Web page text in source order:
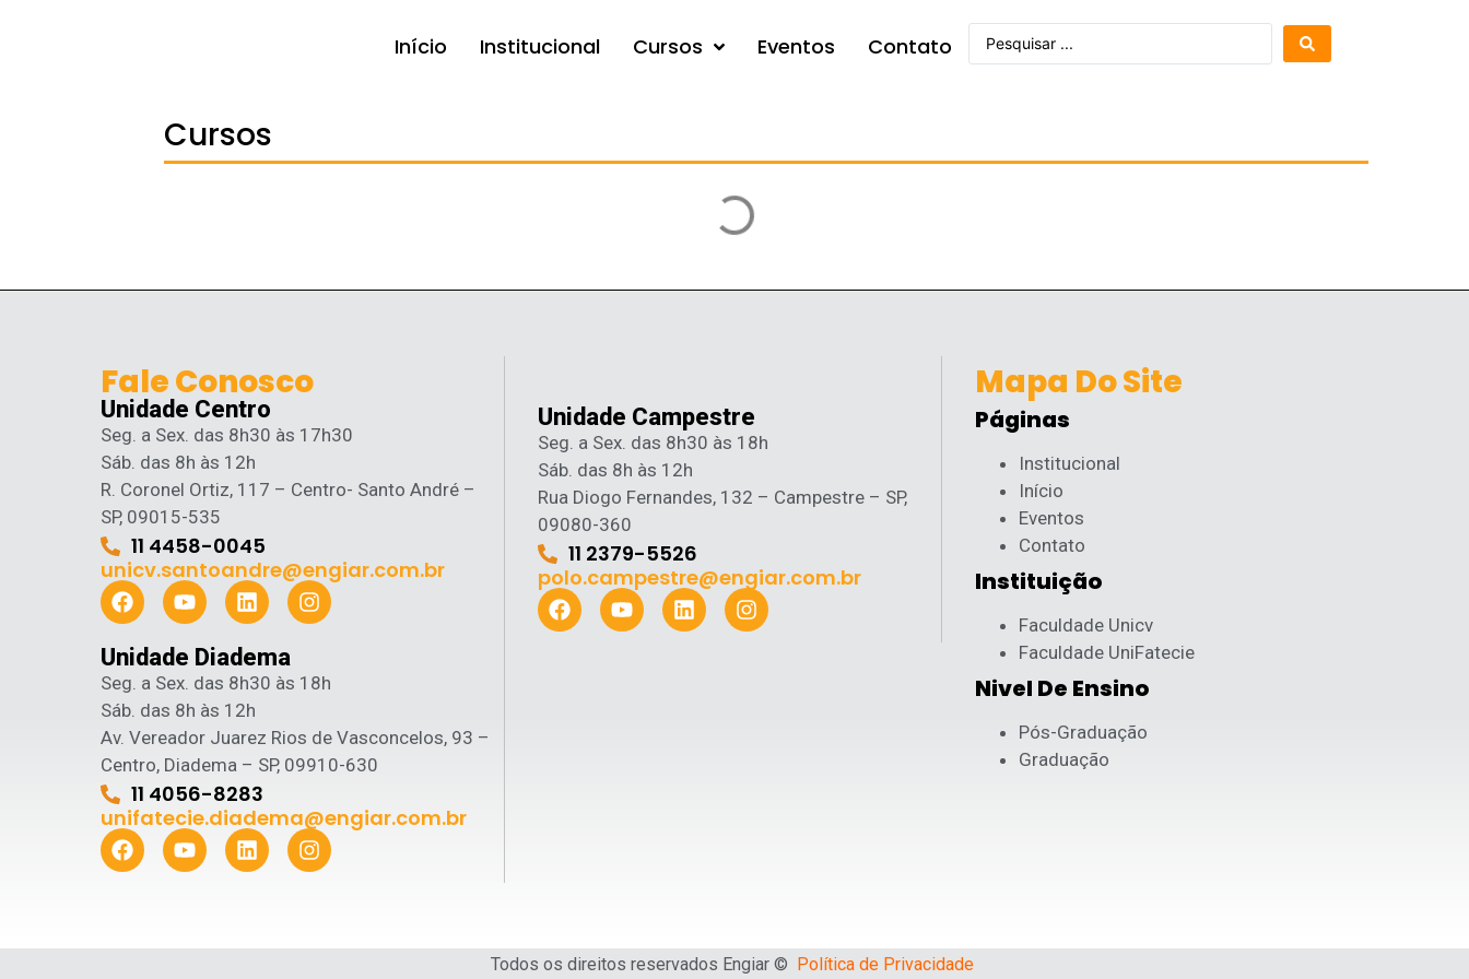
Início Institucional Cursos Eventos Contato
Cursos
Fale Conosco
Unidade Centro
Seg. a Sex. das 8h30 às 17h30
Sáb. das 8h às 12h
R. Coronel Ortiz, 117 – Centro- Santo André –
SP, 09015-535
11 4458-0045
unicv.santoandre@engiar.com.br
Unidade Diadema
Seg. a Sex. das 8h30 às 18h
Sáb. das 8h às 12h
Av. Vereador Juarez Rios de Vasconcelos, 93 –
Centro, Diadema – SP, 09910-630
11 4056-8283
unifatecie.diadema@engiar.com.br
Unidade Campestre
Seg. a Sex. das 8h30 às 18h
Sáb. das 8h às 12h
Rua Diogo Fernandes, 132 – Campestre – SP,
09080-360
11 2379-5526
polo.campestre@engiar.com.br
Mapa Do Site
Páginas
Institucional
Início
Eventos
Contato
Instituição
Faculdade Unicv
Faculdade UniFatecie
Nivel De Ensino
Pós-Graduação
Graduação
Todos os direitos reservados Engiar © Política de Privacidade